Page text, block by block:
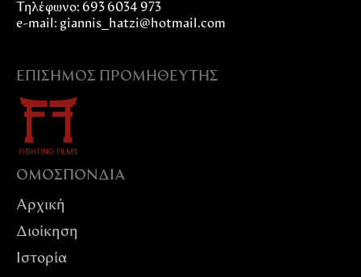
Τηλέφωνο: 693 6034 973
e-mail: giannis_hatzi@hotmail.com
ΕΠΊΣΗΜΟΣ ΠΡΟΜΗΘΕΥΤΉΣ
ΟΜΟΣΠΟΝΔIΑ
Αρχική
Διοίκηση
Ιστορία